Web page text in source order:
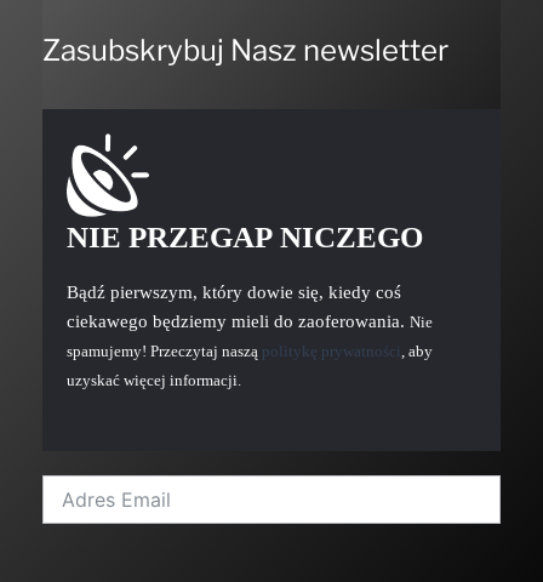
Zasubskrybuj Nasz newsletter
NIE PRZEGAP NICZEGO
Bądź pierwszym, który dowie się, kiedy coś
ciekawego będziemy mieli do zaoferowania. Nie
spamujemy! Przeczytaj naszą politykę prywatności, aby
uzyskać więcej informacji.